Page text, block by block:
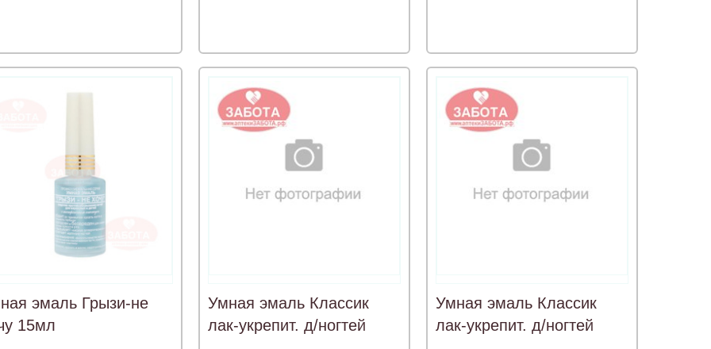
эмаль Грызи-не
15мл
Умная эмаль Классик
лак-укрепит. д/ногтей
Умная эмаль Классик
лак-укрепит. д/ногтей